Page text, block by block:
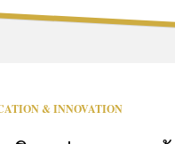
SERIES
& INNOVATION